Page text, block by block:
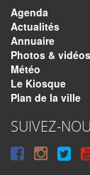
Agenda
Actualités
Annuaire
Photos & vidéos
Météo
Le Kiosque
Plan de la ville
SUIVEZ-
Suivre